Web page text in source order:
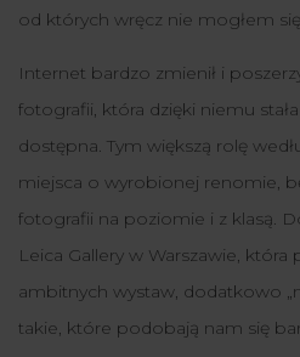
od których wręcz nie mogłem
Internet bardzo zmienił i
fotografii, która dzięki niemu
dostępna. Tym większą rolę
miejsca o wyrobionej renomie,
fotografii na poziomie i z klasą.
Leica Gallery w Warszawie, która
ambitnych wystaw, dodatkowo
takie, które podobają nam się